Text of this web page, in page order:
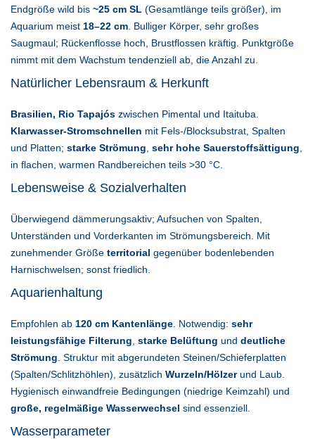
Endgröße wild bis ~25 cm SL (Gesamtlänge teils größer), im
Aquarium meist 18–22 cm . Bulliger Körper, sehr großes
Saugmaul; Rückenflosse hoch, Brustflossen kräftig. Punktgröße
nimmt mit dem Wachstum tendenziell ab, die Anzahl zu.
Natürlicher Lebensraum & Herkunft
Brasilien, Rio Tapajós zwischen Pimental und Itaituba.
Klarwasser-Stromschnellen mit Fels-/Blocksubstrat, Spalten
und Platten; starke Strömung sehr hohe Sauerstoffsättigung
in flachen, warmen Randbereichen teils >30 °C.
Lebensweise & Sozialverhalten
Überwiegend dämmerungsaktiv; Aufsuchen von Spalten,
Unterständen und Vorderkanten im Strömungsbereich. Mit
zunehmender Größe territorial gegenüber bodenlebenden
Harnischwelsen; sonst friedlich.
Aquarienhaltung
Empfohlen ab 120 cm Kantenlänge . Notwendig: sehr
leistungsfähige Filterung starke Belüftung und deutliche
Strömung . Struktur mit abgerundeten Steinen/Schieferplatten
(Spalten/Schlitzhöhlen), zusätzlich Wurzeln/Hölzerund Laub.
Hygienisch einwandfreie Bedingungen (niedrige Keimzahl) und
große, regelmäßige Wasserwechsel sind essenziell.
Wasserparameter